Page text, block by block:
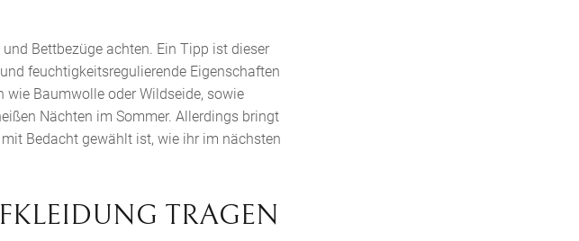
Bettbezüge achten. Ein Tipp ist dieser
feuchtigkeitsregulierende Eigenschaften
Baumwolle oder Wildseide, sowie
Nächten im Sommer. Allerdings bringt
Bedacht gewählt ist, wie ihr im nächsten
TRAGEN